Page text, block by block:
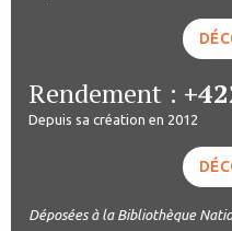
Rendement :
Depuis sa création en 2012
Déposées à la Bibliothèque